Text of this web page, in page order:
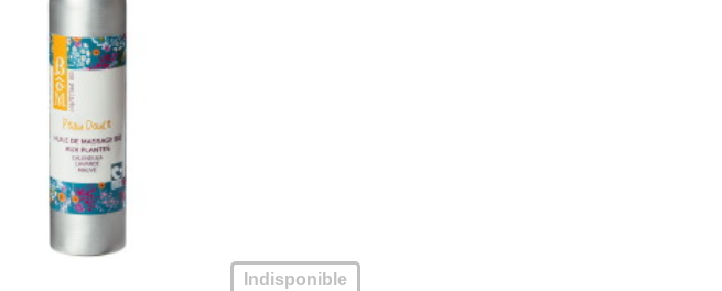
Indisponible